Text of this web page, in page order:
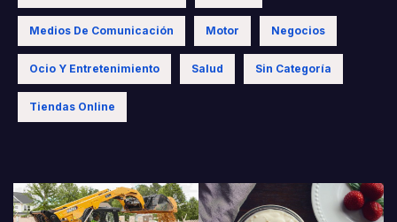
Medios De Comunicación Motor Negocios
Ocio Y Entretenimiento Salud Sin Categoría
Tiendas Online